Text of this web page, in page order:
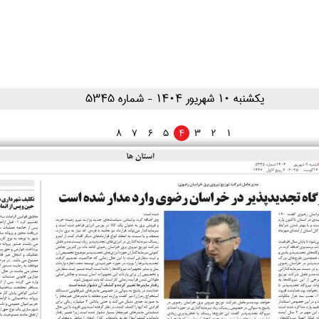
۱۴۰۴ يکشنبه ۱۰ شهريور - شماره 5345
1
2
3
4
5
6
7
8